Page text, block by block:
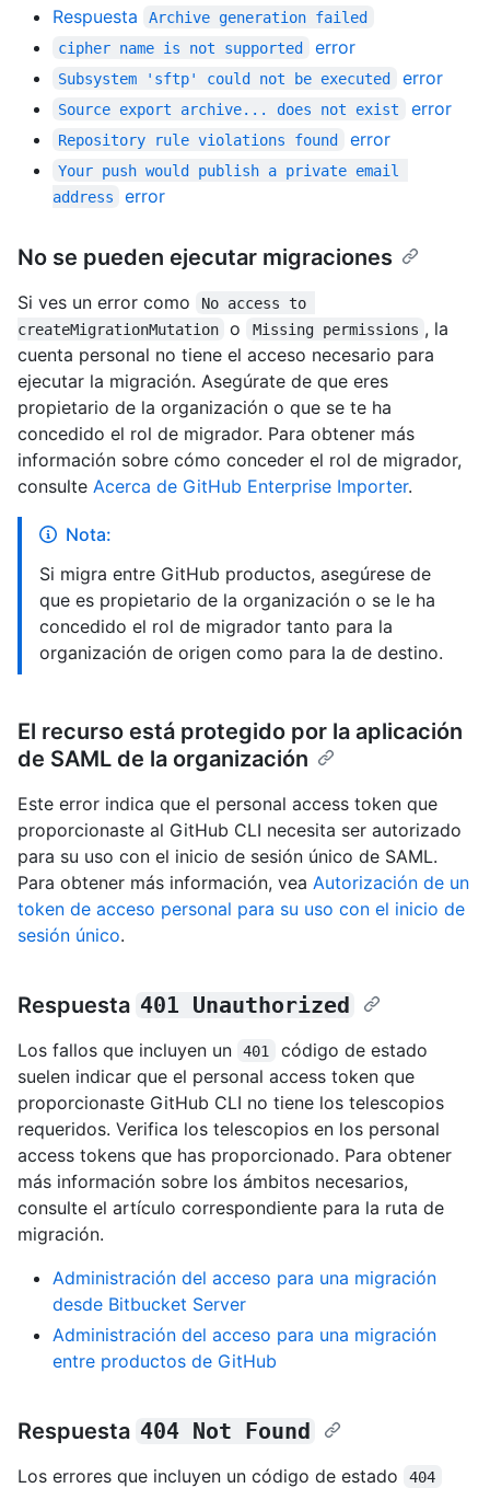
Respuesta
Archive generation failed
cipher name is not supported
error
Subsystem 'sftp' could not be executed error
Source export archive... does not exist error
Repository rule violations found error
Your push would publish a private email
address
error
No se pueden ejecutar migraciones
Si ves un error como
No access to
createMigrationMutation
o Missing permissions , la
cuenta personal no tiene el acceso necesario para
ejecutar la migración. Asegúrate de que eres
propietario de la organización o que se te ha
concedido el rol de migrador. Para obtener más
información sobre cómo conceder el rol de migrador,
consulte Acerca de GitHub Enterprise Importer.
Nota:
Si migra entre GitHub productos, asegúrese de
que es propietario de la organización o se le ha
concedido el rol de migrador tanto para la
organización de origen como para la de destino.
El recurso está protegido por la aplicación
de SAML de la organización
Este error indica que el personal access token que
proporcionaste al GitHub CLI necesita ser autorizado
para su uso con el inicio de sesión único de SAML.
Para obtener más información, vea Autorización de un
token de acceso personal para su uso con el inicio de
sesión único.
Respuesta 401 Unauthorized
Los fallos que incluyen un 401
código de estado
suelen indicar que el personal access token que
proporcionaste GitHub CLI no tiene los telescopios
requeridos. Verifica los telescopios en los personal
access tokens que has proporcionado. Para obtener
más información sobre los ámbitos necesarios,
consulte el artículo correspondiente para la ruta de
migración.
Administración del acceso para una migración
desde Bitbucket Server
Administración del acceso para una migración
entre productos de GitHub
Respuesta 404 Not Found
Los errores que incluyen un código de estado 404